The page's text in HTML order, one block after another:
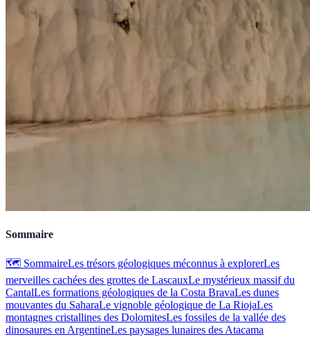
Sommaire
🗺️ SommaireLes trésors géologiques méconnus à explorerLes
merveilles cachées des grottes de LascauxLe mystérieux massif du
CantalLes formations géologiques de la Costa BravaLes dunes
mouvantes du SaharaLe vignoble géologique de La RiojaLes
montagnes cristallines des DolomitesLes fossiles de la vallée des
dinosaures en ArgentineLes paysages lunaires des Atacama